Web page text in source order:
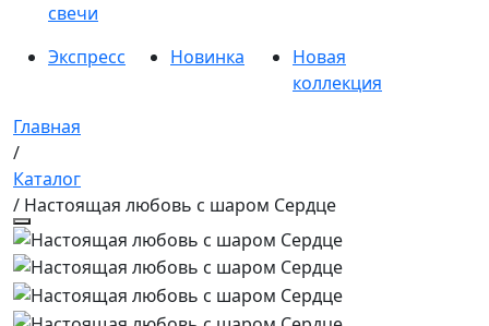
свечи
Экспресс
Новинка
Новая
коллекция
Главная
/
Каталог
/ Настоящая любовь с шаром Сердце